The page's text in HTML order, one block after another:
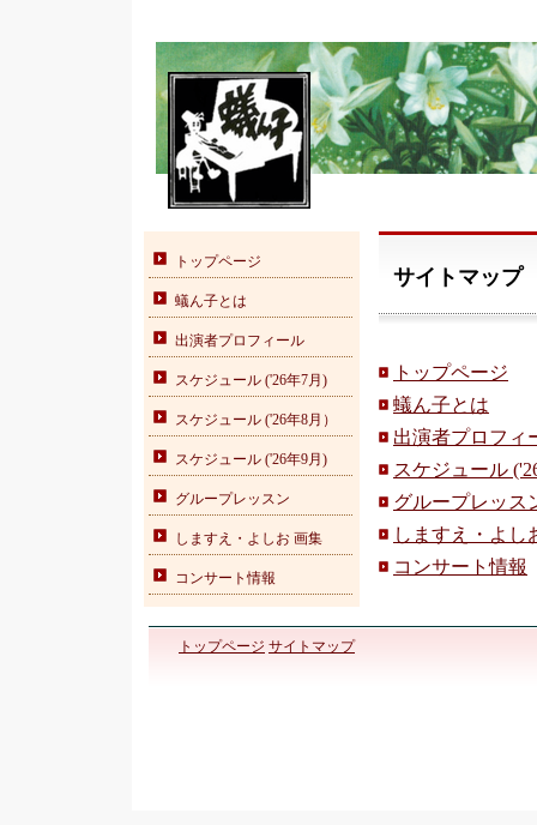
トップページ
蟻ん子とは
出演者プロフィール
スケジュール ('26年7月)
スケジュール ('26年8月）
スケジュール ('26年9月)
グループレッスン
しますえ・よしお 画集
コンサート情報
サイトマップ
トップページ
蟻ん子とは
出演者プロフィ
スケジュール
グループレッス
しますえ・よし
コンサート情報
トップページ サイトマップ